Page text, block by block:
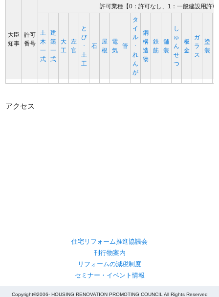
大臣
知事
許可
番号
許可業種【0：許可なし、1：一般建設用許
土
木
一
式
建
築
一
式
大
工
左
官
と
び
･
土
工
石
屋
根
電
気
管
タ
イ
ル
･
れ
ん
が
鋼
構
造
物
鉄
筋
舗
装
し
ゅ
ん
せ
つ
板
金
ガ
ラ
ス
塗
装
アクセス
住宅リフォーム推進協議会
刊行物案内
リフォームの減税制度
セミナー・イベント情報
Copyright©2006- HOUSING RENOVATION PROMOTING COUNCIL All Rights Reserved